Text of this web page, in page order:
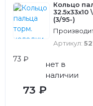
Кольцо
(3/95-)
Артикул:
73 ₽
нет в
наличии
73 ₽